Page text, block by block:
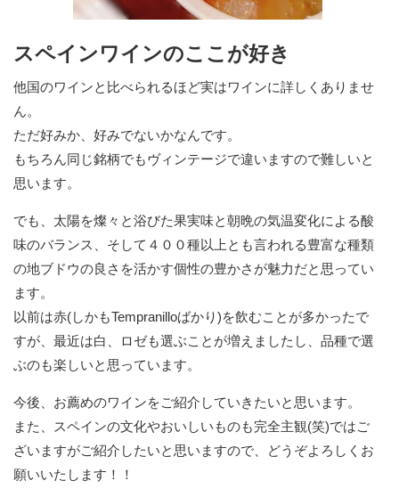
スペインワインのここが好き
他国のワインと比べられるほど実はワインに詳しくありませ
ん。
ただ好みか、好みでないかなんです。
もちろん同じ銘柄でもヴィンテージで違いますので難しいと
思います。
でも、太陽を燦々と浴びた果実味と朝晩の気温変化による酸
味のバランス、そして４００種以上とも言われる豊富な種類
の地ブドウの良さを活かす個性の豊かさが魅力だと思ってい
ます。
以前は赤(しかもTempranilloばかり)を飲むことが多かったで
すが、最近は白、ロゼも選ぶことが増えましたし、品種で選
ぶのも楽しいと思っています。
今後、お薦めのワインをご紹介していきたいと思います。
また、スペインの文化やおいしいものも完全主観(笑)ではご
ざいますがご紹介したいと思いますので、どうぞよろしくお
願いいたします！！